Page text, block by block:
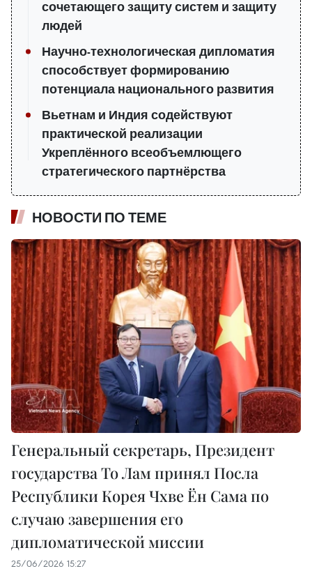
сочетающего защиту систем и защиту
людей
Научно-технологическая дипломатия
способствует формированию
потенциала национального развития
Вьетнам и Индия содействуют
практической реализации
Укреплённого всеобъемлющего
стратегического партнёрства
НОВОСТИ ПО ТЕМЕ
Генеральный секретарь, Президент
государства То Лам принял Посла
Республики Корея Чхве Ён Сама по
случаю завершения его
дипломатической миссии
25/06/2026 15:27